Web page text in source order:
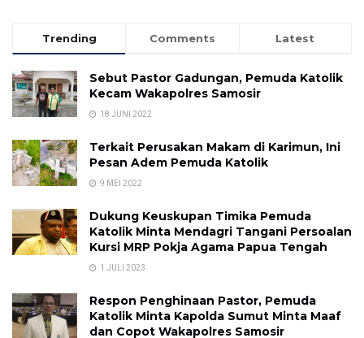
Trending Comments Latest
Sebut Pastor Gadungan, Pemuda Katolik
Kecam Wakapolres Samosir
18 JUNI 2022
Terkait Perusakan Makam di Karimun, Ini
Pesan Adem Pemuda Katolik
9 MEI 2022
Dukung Keuskupan Timika Pemuda
Katolik Minta Mendagri Tangani Persoalan
Kursi MRP Pokja Agama Papua Tengah
1 JULI 2023
Respon Penghinaan Pastor, Pemuda
Katolik Minta Kapolda Sumut Minta Maaf
dan Copot Wakapolres Samosir